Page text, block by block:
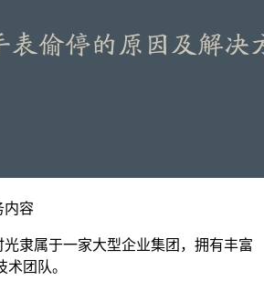
内容
隶属于一家大型企业集团，拥有丰富
团队。